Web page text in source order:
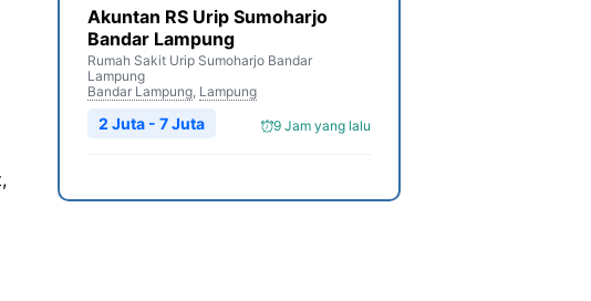
Akuntan RS Urip Sumoharjo
Bandar Lampung
Rumah Sakit Urip Sumoharjo Bandar
Lampung
Bandar Lampung, Lampung
9 Jam yang lalu
2 Juta - 7 Juta